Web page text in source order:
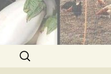
Rechercher :